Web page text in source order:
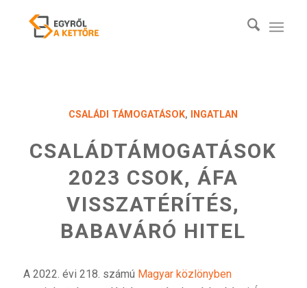
CSALÁDI TÁMOGATÁSOK, INGATLAN
CSALÁDTÁMOGATÁSOK
2023 CSOK, ÁFA
VISSZATÉRÍTÉS,
BABAVÁRÓ HITEL
A 2022. évi 218. számú Magyar közlönyben